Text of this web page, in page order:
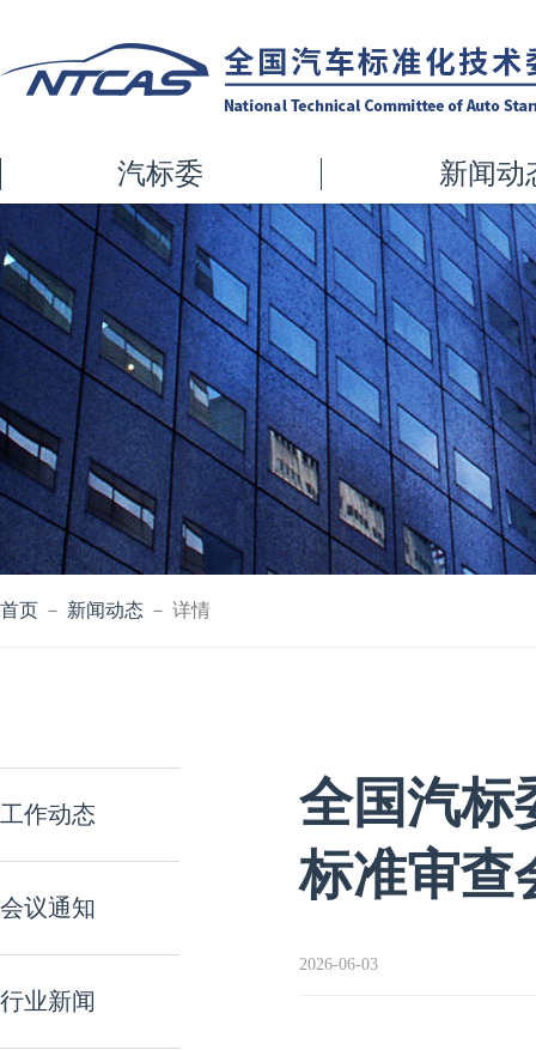
汽标委 新闻动
首页 － 新闻动态 － 详情
工作动态
会议通知
行业新闻
全国汽标
标准审查
2026-06-03